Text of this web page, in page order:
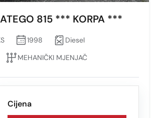
815 *** KORPA ***
1998
Diesel
MEHANIČKI MJENJAČ
Cijena